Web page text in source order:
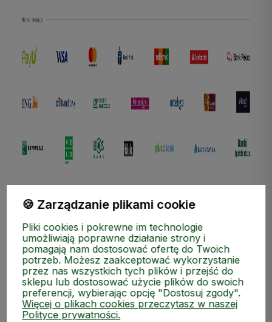
ZAKUPY
MEDIA SPOŁECZNOŚCIOWE
🍪 Zarządzanie plikami cookie
Pliki cookies i pokrewne im technologie
umożliwiają poprawne działanie strony i
pomagają nam dostosować ofertę do Twoich
potrzeb. Możesz zaakceptować wykorzystanie
przez nas wszystkich tych plików i przejść do
sklepu lub dostosować użycie plików do swoich
preferencji, wybierając opcję "Dostosuj zgody".
Więcej o plikach cookies przeczytasz w naszej
Polityce prywatności.